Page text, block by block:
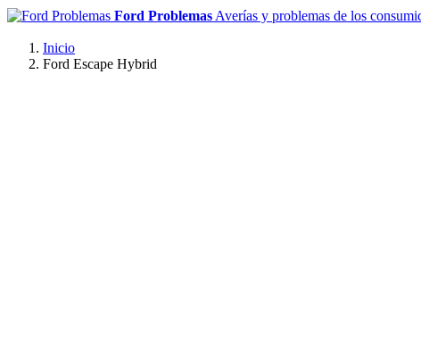
Ford Problemas Averías y problemas de los
Inicio
Ford Escape Hybrid